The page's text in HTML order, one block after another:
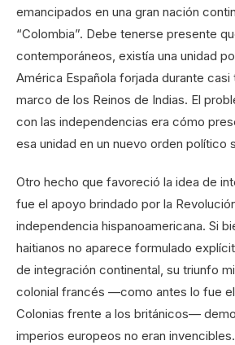
emancipados en una gran nación
“Colombia”. Debe tenerse presente
contemporáneos, existía una unidad
América Española forjada durante casi
marco de los Reinos de Indias. El
con las independencias era cómo
esa unidad en un nuevo orden político
Otro hecho que favoreció la idea de
fue el apoyo brindado por la
independencia hispanoamericana. Si
haitianos no aparece formulado
de integración continental, su triunfo
colonial francés —como antes lo fue
Colonias frente a los británicos—
imperios europeos no eran